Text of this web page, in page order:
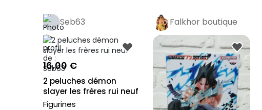
Seb63
16,00 €
2 peluches démon
slayer les frères rui neuf
Figurines
Falkhor boutique
Pro